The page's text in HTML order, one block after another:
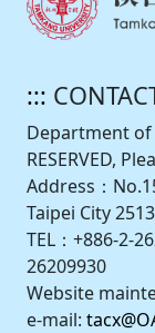
:::
Department of
RESERVED,
Address：
Taipei City
TEL：+886-2-
26209930
Website
e-mail: